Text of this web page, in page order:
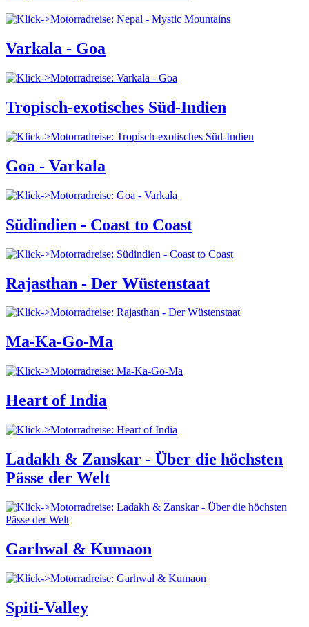
Varkala - Goa
Tropisch-exotisches Süd-Indien
Goa - Varkala
Südindien - Coast to Coast
Rajasthan - Der Wüstenstaat
Ma-Ka-Go-Ma
Heart of India
Ladakh & Zanskar - Über die höchsten
Pässe der Welt
Garhwal & Kumaon
Spiti-Valley